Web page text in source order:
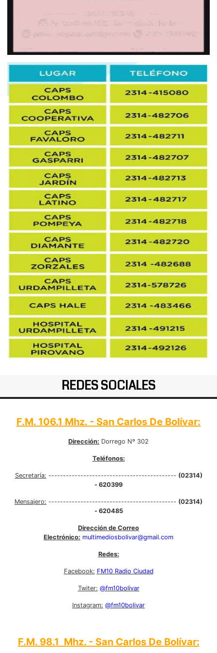
REDES SOCIALES
F.M. 106.1 Mhz. - San Carlos De Bolívar:
Dirección: Dorrego Nº 302
Teléfonos:
Secretaría: -------------------------------------------- (02314)
- 620399
Mensajero: -------------------------------------------- (02314)
- 620485
Dirección de Correo
Electrónico: multimediosbolivar@gmail.com
Redes:
Facebook: FM10 Radio Ciudad
Twiter: @fm10bolivar
Instagram: @fm10bolivar
F.M. 98.1 Mhz. - San Carlos De Bolívar: